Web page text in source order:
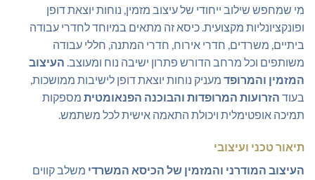
מי שמחפש שילוב ייחודי של עיצוב מזמין, נוחות יוצאת דופן
ופונקציונליות מקצועית. כיסא זה מתאים במיוחד לחדרי עבודה
ביתיים, משרדים, חדרי אירוח, חדרי המתנה, חללי עבודה
משותפים וכל מרחב הדורש פתרון ישיבה נוח ומעוצב. העיצוב
המזמין והמרופד מעניק נוחות יוצאת דופן לישיבות ממושכות,
בעוד הזרועות המרופדות והבוכנה הפנאומטית מספקות
תמיכה אופטימלית ויכולת התאמה אישית לכל משתמש.
תיאור טכני ועיצובי
העיצוב המודרני והמזמין של הכיסא המשרדי משלב קווים